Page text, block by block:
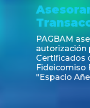
PAGBAM
autorización
Certificados
Fideicomiso
"Espacio